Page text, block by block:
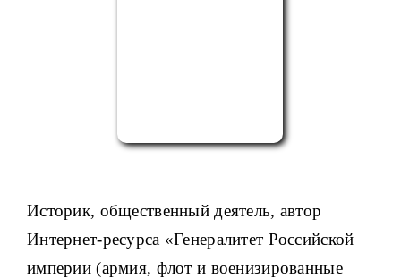
Историк, общественный деятель, автор
Интернет-ресурса «Генералитет Российской
империи (армия, флот и военизированные